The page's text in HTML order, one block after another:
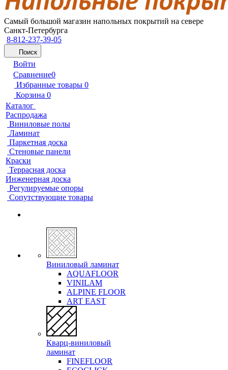
Самый большой магазин напольных покрытий на севере
Санкт-Петербурга
8-812-237-39-05
Поиск
Войти
Сравнение0
Избранные товары 0
Корзина 0
Каталог
Распродажа
Виниловые полы
Ламинат
Паркетная доска
Стеновые панели
Краски
Террасная доска
Инженерная доска
Регулируемые опоры
Сопутствующие товары
Виниловый ламинат
AQUAFLOOR
VINILAM
ALPINE FLOOR
ART EAST
Кварц-виниловый
ламинат
FINEFLOOR